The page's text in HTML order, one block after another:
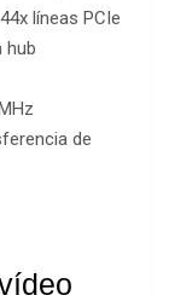
líneas PCIe
hub
de